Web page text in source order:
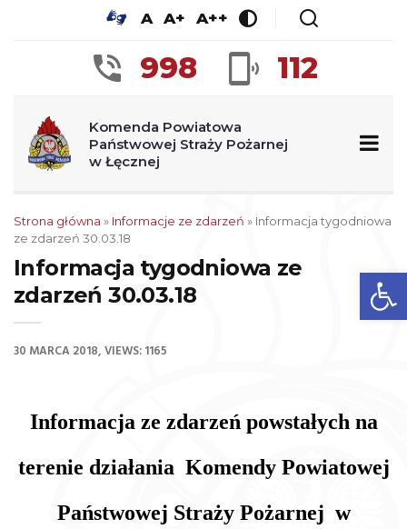
A A+ A++
998 112
Komenda Powiatowa
Państwowej Straży Pożarnej
w Łęcznej
Strona główna » Informacje ze zdarzeń » Informacja tygodniowa
ze zdarzeń 30.03.18
Informacja tygodniowa ze
zdarzeń 30.03.18
30 MARCA 2018 VIEWS: 1165
Informacja ze zdarzeń powstałych na
terenie działania Komendy Powiatowej
Państwowej Straży Pożarnej w